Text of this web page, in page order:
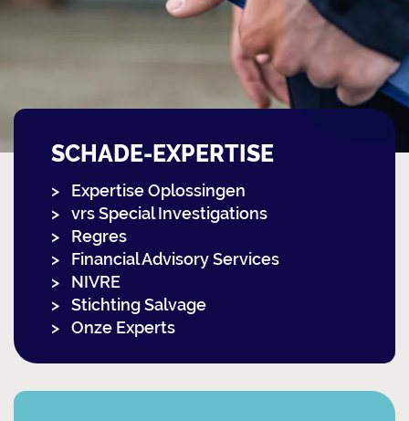
SCHADE-EXPERTISE
Expertise Oplossingen
vrs Special Investigations
Regres
Financial Advisory Services
NIVRE
Stichting Salvage
Onze Experts